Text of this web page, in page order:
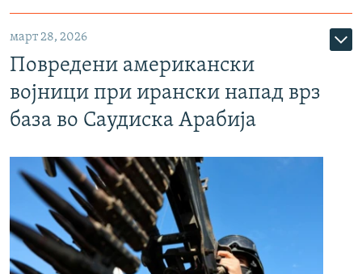
март 28, 2026
Повредени американски
војници при ирански напад врз
база во Саудиска Арабија